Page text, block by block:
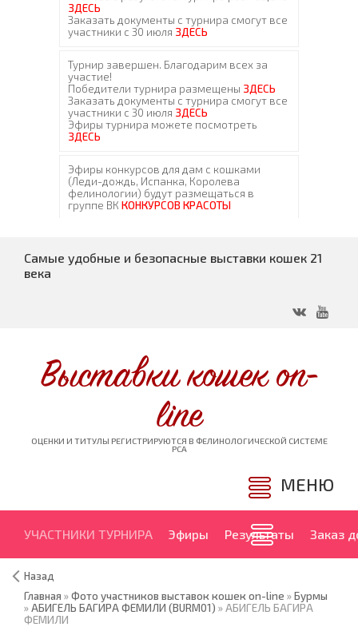
Самые удобные и безопасные выставки кошек 21
века
Выставки кошек on-
line
ОЦЕНКИ И ТИТУЛЫ РЕГИСТРИРУЮТСЯ В ФЕЛИНОЛОГИЧЕСКОЙ СИСТЕМЕ
PCA
МЕНЮ
УЧАСТНИКИ ТУРНИРА Эфиры Результаты Заказ
Назад
Главная »Фото участников выставок кошек on-line »Бурмы
»АБИГЕЛЬ БАГИРА ФЕМИЛИ (BURM01) » АБИГЕЛЬ БАГИРА
ФЕМИЛИ